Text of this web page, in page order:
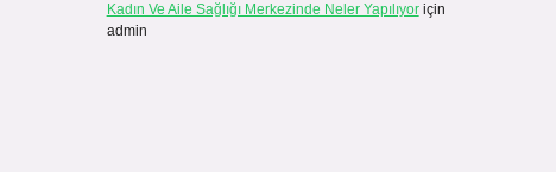
Kadın Ve Aile Sağlığı Merkezinde Neler Yapılıyoriçin
admin